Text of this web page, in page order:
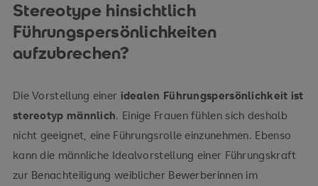
Stereotype hinsichtlich
Führungspersönlichkeiten
aufzubrechen?
Die Vorstellung einer idealen Führungspersönlichkeit ist
stereotyp männlich. Einige Frauen fühlen sich deshalb
nicht geeignet, eine Führungsrolle einzunehmen. Ebenso
kann die männliche Idealvorstellung einer Führungskraft
zur Benachteiligung weiblicher Bewerberinnen im